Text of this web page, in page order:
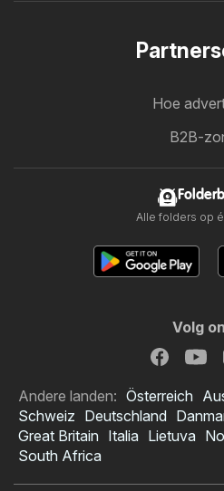
Hoe
B2B-
Alle folders op
Volg
Andere landen: Österreich
Schweiz Deutschland
Great Britain Italia Lietuva
South Africa